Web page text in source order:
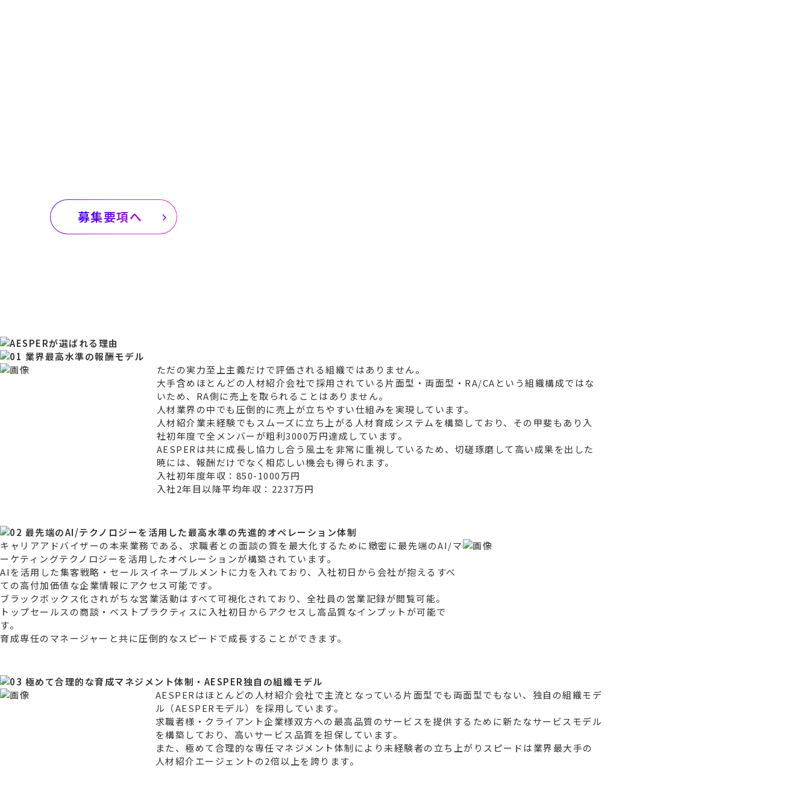
募集要項へ
ただの実力至上主義だけで評価される組織ではありません。
大手含めほとんどの人材紹介会社で採用されている片面型・両面型・RA/CAという組織構成ではな
いため、RA側に売上を取られることはありません。
人材業界の中でも圧倒的に売上が立ちやすい仕組みを実現しています。
人材紹介業未経験でもスムーズに立ち上がる人材育成システムを構築しており、その甲斐もあり入
社初年度で全メンバーが粗利3000万円達成しています。
AESPERは共に成長し協力し合う風土を非常に重視しているため、切磋琢磨して高い成果を出した
暁には、報酬だけでなく相応しい機会も得られます。
入社初年度年収：850-1000万円
入社2年目以降平均年収：2237万円
キャリアアドバイザーの本来業務である、求職者との面談の質を最大化するために緻密に最先端のAI/マ
ーケティングテクノロジーを活用したオペレーションが構築されています。
AIを活用した集客戦略・セールスイネーブルメントに力を入れており、入社初日から会社が抱えるすべ
ての高付加価値な企業情報にアクセス可能です。
ブラックボックス化されがちな営業活動はすべて可視化されており、全社員の営業記録が閲覧可能。
トップセールスの商談・ベストプラクティスに入社初日からアクセスし高品質なインプットが可能で
す。
育成専任のマネージャーと共に圧倒的なスピードで成長することができます。
AESPERはほとんどの人材紹介会社で主流となっている片面型でも両面型でもない、独自の組織モデ
ル（AESPERモデル）を採用しています。
求職者様・クライアント企業様双方への最高品質のサービスを提供するために新たなサービスモデル
を構築しており、高いサービス品質を担保しています。
また、極めて合理的な専任マネジメント体制により未経験者の立ち上がりスピードは業界最大手の
人材紹介エージェントの2倍以上を誇ります。